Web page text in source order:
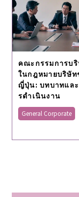
คณะกรรมการบริ
ในกฎหมายบริษัท
ญี่ปุ่น: บทบาทแล
รดําเนินงาน
General Corporate